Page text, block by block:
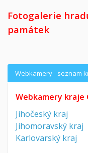
Fotogalerie
památek
Webkamery - seznam
Webkamery kraje
Jihočeský kraj
Jihomoravský kraj
Karlovarský kraj